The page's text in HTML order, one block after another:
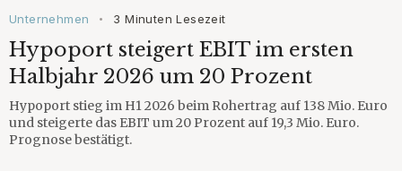
Unternehmen • 3 Minuten Lesezeit
Hypoport steigert EBIT im ersten
Halbjahr 2026 um 20 Prozent
Hypoport stieg im H1 2026 beim Rohertrag auf 138 Mio. Euro
und steigerte das EBIT um 20 Prozent auf 19,3 Mio. Euro.
Prognose bestätigt.